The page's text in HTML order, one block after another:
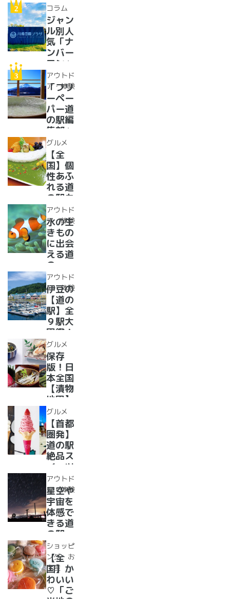
イベン
トに巨
大グル
メ、ご
当地ス
イーツ
まで
【2024
年最新
情報】
コラム
ジャン
ル別人
気「ナ
ンバー
ワン」
道の駅
紹介。
フリー
ペーパ
ー道の
駅読者
が選ん
だ道の
駅ラン
キング
【最
新】
アウトド
ア・体験
「フリ
ーペー
パー道
の駅編
集部」
イチオ
シ！お
風呂の
ある道
の駅
16
選！あ
った
か、湯
ったり
道の駅
グルメ
【全
国】個
性あふ
れる道
の駅カ
レー大
集合！
道の駅
で食べ
られる
人気ダ
ムカレ
ー28
選
アウトド
ア・体験
水の生
きもの
に出会
える道
の
駅??〜
水族館
がある
道の駅
１０
選〜
【全
国】
アウトド
ア・体験
伊豆の
【道の
駅】全
９駅大
図鑑！
2022
年最新
グル
メ・お
土産を
まとめ
てご紹
介！＋
愛犬の
駅
グルメ
保存
版！日
本全国
【漬物
地図】
付き！
道の駅
で「ご
当地お
漬物」
めぐり
グルメ
【首都
圏発】
道の駅
絶品ス
イーツ
37
選！人
気のソ
フトク
リー
ム・ジ
ェラー
ト大集
合！
アウトド
ア・体験
星空や
宇宙を
体感で
きる道
の駅
道の駅
で夜空
に癒さ
れ/星
に願い
☆彡
ショッピ
ング・お
土産
【全
国】か
わいい
♡「ご
当地の